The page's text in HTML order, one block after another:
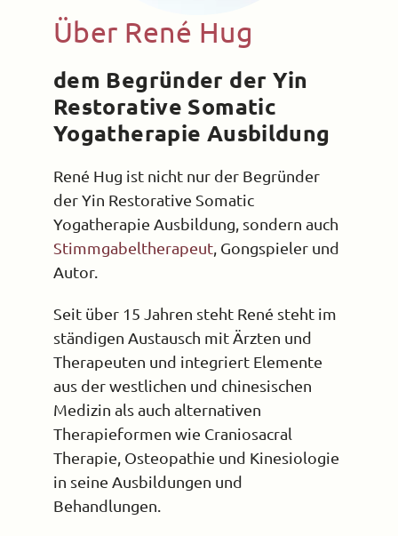
Über René Hug
dem Begründer der Yin
Restorative Somatic
Yogatherapie Ausbildung
René Hug ist nicht nur der Begründer
der Yin Restorative Somatic
Yogatherapie Ausbildung, sondern auch
Stimmgabeltherapeut, Gongspieler und
Autor.
Seit über 15 Jahren steht René steht im
ständigen Austausch mit Ärzten und
Therapeuten und integriert Elemente
aus der westlichen und chinesischen
Medizin als auch alternativen
Therapieformen wie Craniosacral
Therapie, Osteopathie und Kinesiologie
in seine Ausbildungen und
Behandlungen.